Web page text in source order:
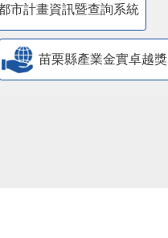
市計畫資訊暨查詢系統
苗栗縣產業金實卓越獎